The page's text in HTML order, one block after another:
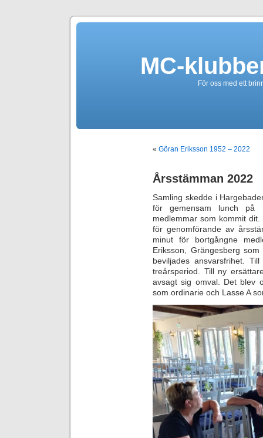
MC-
För oss med ett
« Göran Eriksson 1952 – 2022
Årsstämman 2022
Samling skedde i
för gemensam lunch på
medlemmar som kommit
för genomförande av
minut för bortgångne
Eriksson, Grängesberg
beviljades ansvarsfrihet.
treårsperiod. Till ny
avsagt sig omval. Det blev
som ordinarie och Lasse A